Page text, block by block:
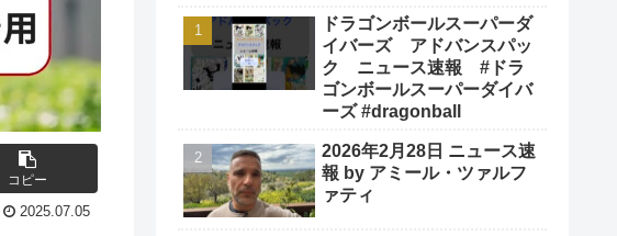
コピー
2025.07.05
ドラゴンボールスーパーダ
イバーズ アドバンスパッ
ク ニュース速報 #ドラ
ゴンボールスーパーダイバ
ーズ #dragonball
2026年2月28日 ニュース速
報 by アミール・ツァルフ
ァティ